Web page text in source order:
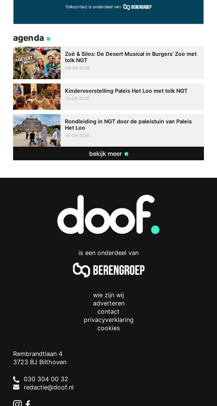
agenda
Zoë & Silos: De Desert Musical in Burgers’ Zoo met
tolk NGT
08-08-2026
Kindervoorstelling Paleis Het Loo met tolk NGT
13-08-2026
Rondleiding in NGT door de paleistuin van Paleis
Het Loo
14-08-2026
bekijk meer
is een onderdeel van
wie zijn wij
adverteren
contact
privacyverklaring
cookies
Doof.nl
work
Rembrandtlaan 4
3723 BJ Bilthoven
Netherlands
030 304 00 32
redactie@doof.nl